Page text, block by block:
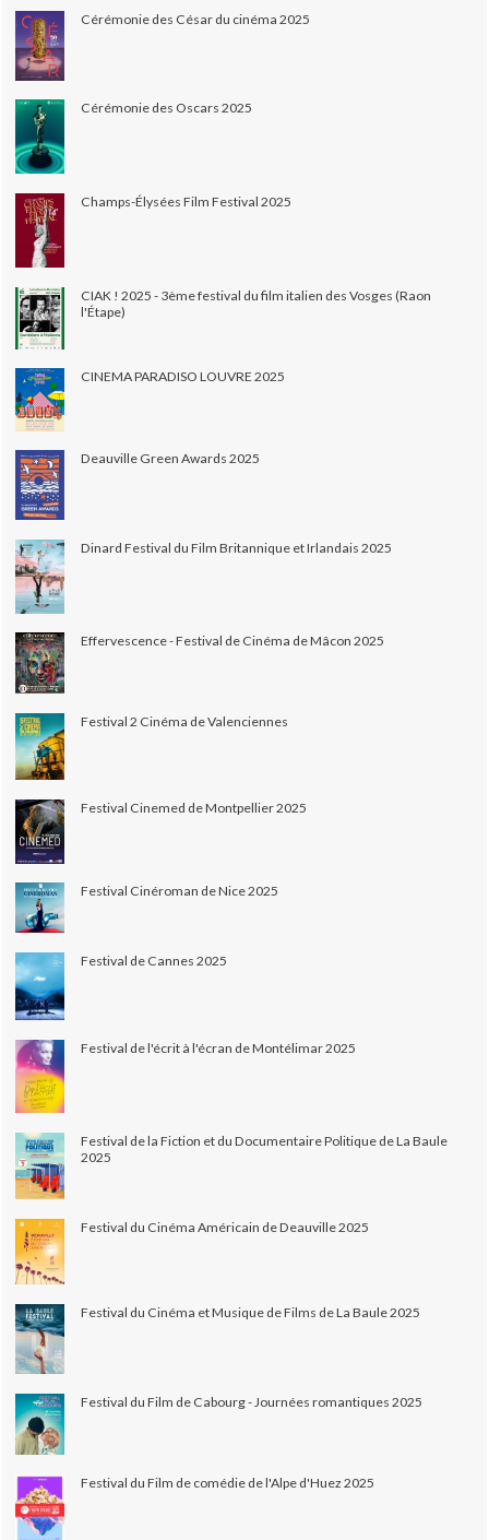
Cérémonie des César du cinéma 2025
Cérémonie des Oscars 2025
Champs-Élysées Film Festival 2025
CIAK ! 2025 - 3ème festival du film italien des Vosges (Raon
l'Étape)
CINEMA PARADISO LOUVRE 2025
Deauville Green Awards 2025
Dinard Festival du Film Britannique et Irlandais 2025
Effervescence - Festival de Cinéma de Mâcon 2025
Festival 2 Cinéma de Valenciennes
Festival Cinemed de Montpellier 2025
Festival Cinéroman de Nice 2025
Festival de Cannes 2025
Festival de l'écrit à l'écran de Montélimar 2025
Festival de la Fiction et du Documentaire Politique de La Baule
2025
Festival du Cinéma Américain de Deauville 2025
Festival du Cinéma et Musique de Films de La Baule 2025
Festival du Film de Cabourg - Journées romantiques 2025
Festival du Film de comédie de l'Alpe d'Huez 2025